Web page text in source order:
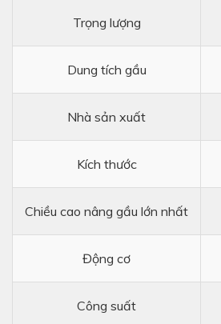
Trọng lượng
Dung tích gầu
Nhà sản xuất
Kích thước
Chiều cao nâng gầu lớn nhất
Động cơ
Công suất